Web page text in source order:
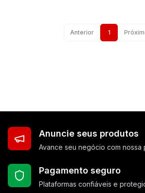
Anterior 1
Anuncie seus produtos
Avance seu negócio com nossa
Pagamento seguro
Plataformas confiáveis e